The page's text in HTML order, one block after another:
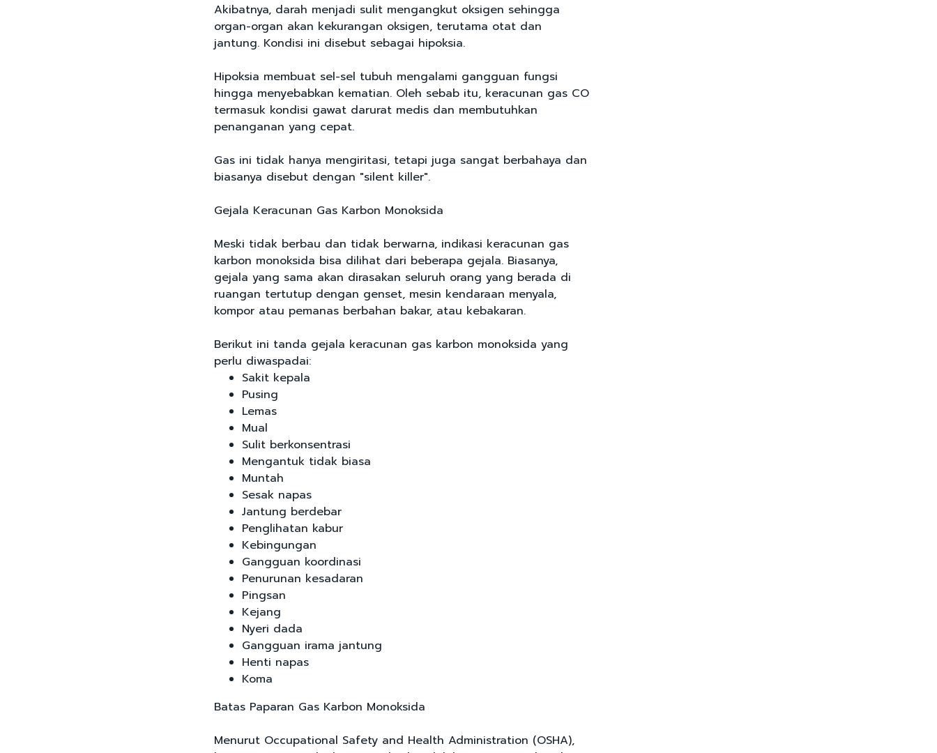
Akibatnya, darah menjadi sulit mengangkut oksigen sehingga
organ-organ akan kekurangan oksigen, terutama otat dan
jantung. Kondisi ini disebut sebagai hipoksia.
Hipoksia membuat sel-sel tubuh mengalami gangguan fungsi
hingga menyebabkan kematian. Oleh sebab itu, keracunan gas CO
termasuk kondisi gawat darurat medis dan membutuhkan
penanganan yang cepat.
Gas ini tidak hanya mengiritasi, tetapi juga sangat berbahaya dan
biasanya disebut dengan "silent killer".
Gejala Keracunan Gas Karbon Monoksida
Meski tidak berbau dan tidak berwarna, indikasi keracunan gas
karbon monoksida bisa dilihat dari beberapa gejala. Biasanya,
gejala yang sama akan dirasakan seluruh orang yang berada di
ruangan tertutup dengan genset, mesin kendaraan menyala,
kompor atau pemanas berbahan bakar, atau kebakaran.
Berikut ini tanda gejala keracunan gas karbon monoksida yang
perlu diwaspadai:
Sakit kepala
Pusing
Lemas
Mual
Sulit berkonsentrasi
Mengantuk tidak biasa
Muntah
Sesak napas
Jantung berdebar
Penglihatan kabur
Kebingungan
Gangguan koordinasi
Penurunan kesadaran
Pingsan
Kejang
Nyeri dada
Gangguan irama jantung
Henti napas
Koma
Batas Paparan Gas Karbon Monoksida
Menurut Occupational Safety and Health Administration (OSHA),